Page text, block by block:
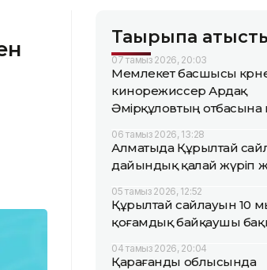
Тақырыпқа
07 тамыз 2026, 20:03
Мемлекет басшысы
кинорежиссер Ардақ
Әмірқұловтың отбасына
06 тамыз 2026, 13:28
Алматыда Құрылтай
дайындық қалай жүріп
05 тамыз 2026, 12:52
Құрылтай сайлауын 10
қоғамдық байқаушы
04 тамыз 2026, 20:04
Қарағанды облысында